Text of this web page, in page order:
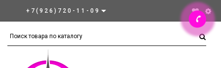
+7(926)720-11-09